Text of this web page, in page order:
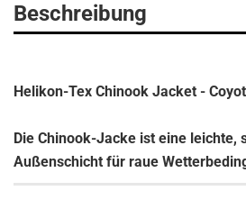
Beschreibung
Helikon-Tex Chinook Jacket -
Die Chinook-Jacke ist eine leichte,
Außenschicht für raue